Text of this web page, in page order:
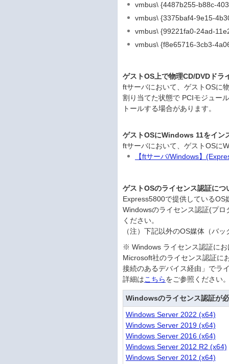
vmbus\ {4487b255-b88c-
vmbus\ {3375baf4-9e15-
vmbus\ {99221fa0-24ad-
vmbus\ {f8e65716-3cb3-
ゲストOS上で物理CD/DVDドラ
ftサーバにおいて、ゲストOSに
割り当てた状態で PCIモジュー
トールする場合があります。
ゲストOSにWindows 11をイン
ftサーバにおいて、ゲストOSに
【ftサーバ/Windows】
ゲストOSのライセンス認証につ
Express5800で提供している
Windowsのライセンス認証(プ
ください。
（注）下記以外のOS媒体（バ
※ Windows ライセンス認証に
Microsoft社のライセンス認証に
接続のあるデバイス経由」でラ
詳細はこちらをご参照ください
Windowsのライセンス認証が
Windows Server 2022 (x64)
Windows Server 2019 (x64)
Windows Server 2016 (x64)
Windows Server 2012 R2 (x64)
Windows Server 2012 (x64)